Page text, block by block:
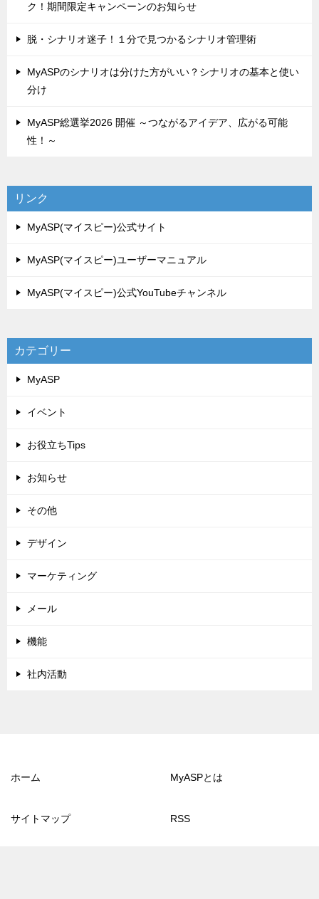
ク！期間限定キャンペーンのお知らせ
脱・シナリオ迷子！１分で見つかるシナリオ管理術
MyASPのシナリオは分けた方がいい？シナリオの基本と使い
分け
MyASP総選挙2026 開催 ～つながるアイデア、広がる可能
性！～
リンク
MyASP(マイスピー)公式サイト
MyASP(マイスピー)ユーザーマニュアル
MyASP(マイスピー)公式YouTubeチャンネル
カテゴリー
MyASP
イベント
お役立ちTips
お知らせ
その他
デザイン
マーケティング
メール
機能
社内活動
ホーム MyASPとは
サイトマップ RSS